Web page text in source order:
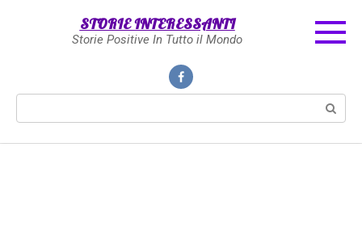
STORIE INTERESSANTI
Storie Positive In Tutto il Mondo